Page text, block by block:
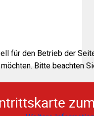
für den Betrieb der
Bitte beachten